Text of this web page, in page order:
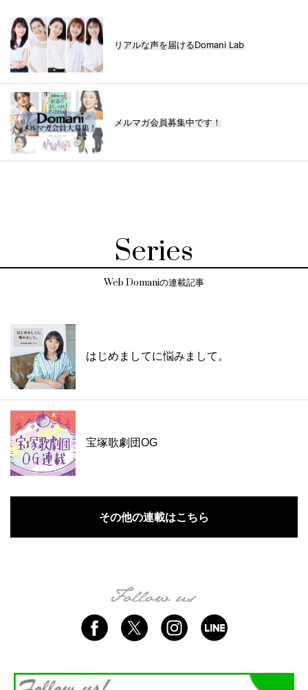
リアルな声を届けるDomani Lab
メルマガ会員募集中です！
Series
Web Domaniの連載記事
はじめましてに悩みまして。
宝塚歌劇団OG
その他の連載はこちら